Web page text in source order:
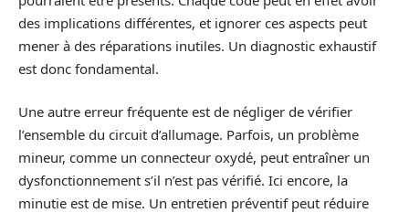
des implications différentes, et ignorer ces aspects peut
mener à des réparations inutiles. Un diagnostic exhaustif
est donc fondamental.
Une autre erreur fréquente est de négliger de vérifier
l’ensemble du circuit d’allumage. Parfois, un problème
mineur, comme un connecteur oxydé, peut entraîner un
dysfonctionnement s’il n’est pas vérifié. Ici encore, la
minutie est de mise. Un entretien préventif peut réduire